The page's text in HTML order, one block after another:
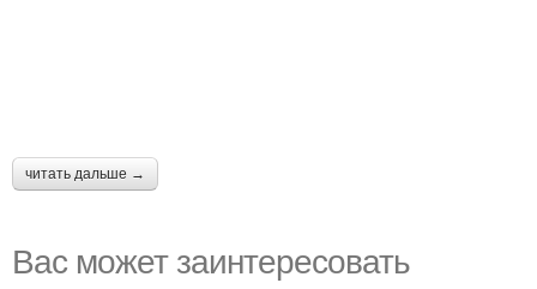
читать дальше →
Вас может заинтересовать